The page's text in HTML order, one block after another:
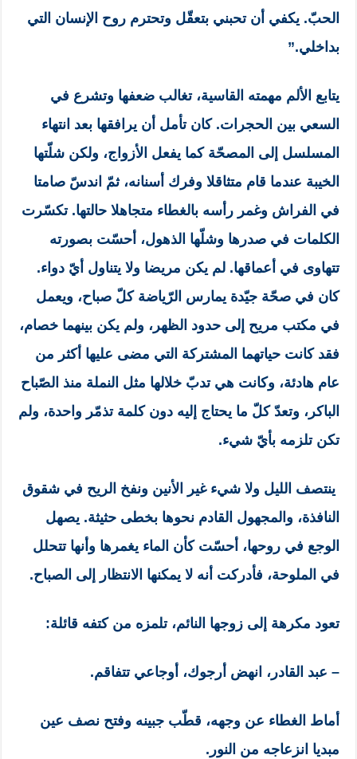
الحبّ. يكفي أن تحبني بتعقّل وتحترم روح الإنسان التي
بداخلي.”
يتابع الألم مهمته القاسية، تغالب ضعفها وتشرع في
السعي بين الحجرات. كان تأمل أن يرافقها بعد انتهاء
المسلسل إلى المصحّة كما يفعل الأزواج، ولكن شلّتها
الخيبة عندما قام متثاقلا وفرك أسنانه، ثمّ اندسّ صامتا
في الفراش وغمر رأسه بالغطاء متجاهلا حالتها. تكسّرت
الكلمات في صدرها وشلّها الذهول، أحسّت بصورته
تتهاوى في أعماقها. لم يكن مريضا ولا يتناول أيّ دواء.
كان في صحّة جيّدة يمارس الرّياضة كلّ صباح، ويعمل
في مكتب مريح إلى حدود الظهر، ولم يكن بينهما خصام،
فقد كانت حياتهما المشتركة التي مضى عليها أكثر من
عام هادئة، وكانت هي تدبّ خلالها مثل النملة منذ الصّباح
الباكر، وتعدّ كلّ ما يحتاج إليه دون كلمة تذمّر واحدة، ولم
تكن تلزمه بأيّ شيء.
ينتصف الليل ولا شيء غير الأنين ونفخ الريح في شقوق
النافذة، والمجهول القادم نحوها بخطى حثيثة. يصهل
الوجع في روحها، أحسّت كأن الماء يغمرها وأنها تتحلل
في الملوحة، فأدركت أنه لا يمكنها الانتظار إلى الصباح.
تعود مكرهة إلى زوجها النائم، تلمزه من كتفه قائلة:
– عبد القادر، انهض أرجوك، أوجاعي تتفاقم.
أماط الغطاء عن وجهه، قطّب جبينه وفتح نصف عين
مبديا انزعاجه من النور.